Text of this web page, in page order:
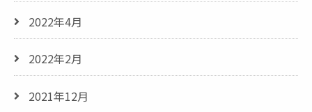
2022年4月
2022年2月
2021年12月